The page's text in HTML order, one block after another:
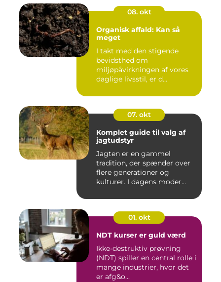
08. okt
Organisk affald: Kan så
meget
I takt med den stigende
bevidsthed om
miljøpåvirkningen af vores
daglige livsstil, er d...
07. okt
Komplet guide til valg af
jagtudstyr
Jagten er en gammel
tradition, der spænder over
flere generationer og
kulturer. I dagens moder...
01. okt
NDT kurser er guld værd
Ikke-destruktiv prøvning
(NDT) spiller en central rolle i
mange industrier, hvor det
er afg&o...